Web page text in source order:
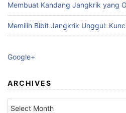
Membuat Kandang Jangkrik yang
Memilih Bibit Jangkrik Unggul:
Google+
ARCHIVES
Archives